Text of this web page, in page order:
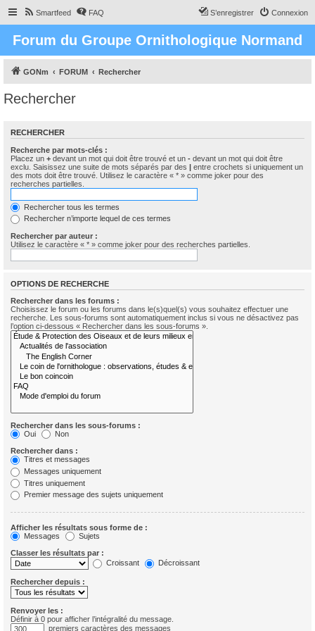
Smartfeed FAQ Connexion
S’enregistrer
Forum du Groupe Ornithologique Normand
GONm FORUM Rechercher
Rechercher
RECHERCHER
Recherche par mots-clés :
Placez un + devant un mot qui doit être trouvé et un - devant un mot qui doit être
exclu. Saisissez une suite de mots séparés par des | entre crochets si uniquement un
des mots doit être trouvé. Utilisez le caractère « * » comme joker pour des
recherches partielles.
Rechercher tous les termes
Rechercher n’importe lequel de ces termes
Rechercher par auteur :
Utilisez le caractère « * » comme joker pour des recherches partielles.
OPTIONS DE RECHERCHE
Rechercher dans les forums :
Choisissez le forum ou les forums dans le(s)quel(s) vous souhaitez effectuer une
recherche. Les sous-forums sont automatiquement inclus si vous ne désactivez pas
l’option ci-dessous « Rechercher dans les sous-forums ».
Rechercher dans les sous-forums :
Oui
Non
Rechercher dans :
Titres et messages
Messages uniquement
Titres uniquement
Premier message des sujets uniquement
Afficher les résultats sous forme de :
Messages
Sujets
Classer les résultats par :
Croissant
Décroissant
Rechercher depuis :
Renvoyer les :
Définir à 0 pour afficher l’intégralité du message.
premiers caractères des messages